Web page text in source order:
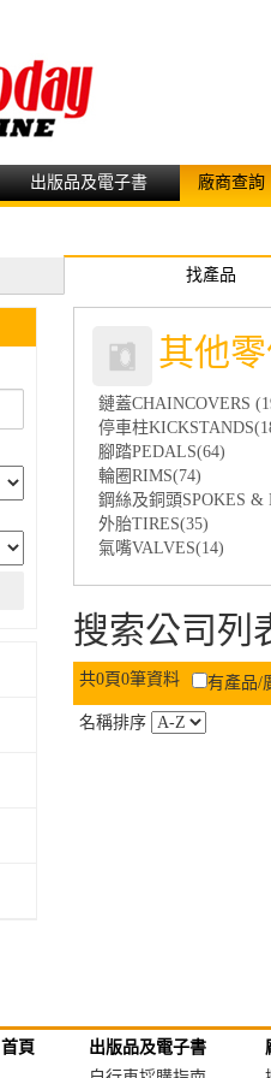
出版品及電子書 廠商查詢
找產品
其他
鏈蓋CHAINCOVERS
停車柱
腳踏PEDALS(64)
輪圈RIMS(74)
鋼絲及銅頭SPOKES &
外胎TIRES(35)
氣嘴VALVES(14)
搜索公司列
共0頁0筆資料 有產品/
名稱排序
首頁
出版品及電子書